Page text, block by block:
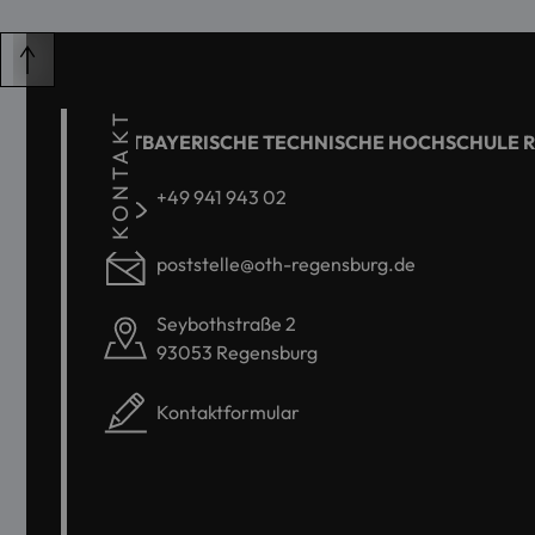
KONTAKT
OSTBAYERISCHE TECHNISCHE HOCHSCHULE
+49 941 943 02
poststelle@oth-regensburg.de
Seybothstraße 2
93053 Regensburg
Kontaktformular